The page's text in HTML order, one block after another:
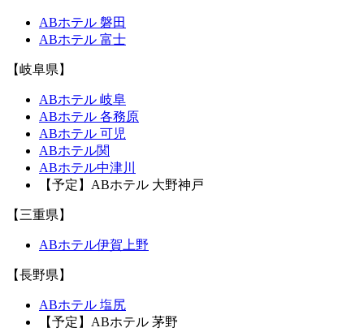
ABホテル 磐田
ABホテル 富士
【岐阜県】
ABホテル 岐阜
ABホテル 各務原
ABホテル 可児
ABホテル関
ABホテル中津川
【予定】ABホテル 大野神戸
【三重県】
ABホテル伊賀上野
【長野県】
ABホテル 塩尻
【予定】ABホテル 茅野